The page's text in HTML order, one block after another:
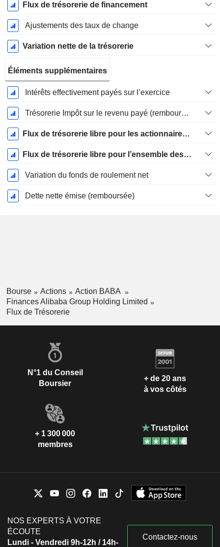
Flux de trésorerie de financement
Ajustements des taux de change
Variation nette de la trésorerie
Éléments supplémentaires
Intérêts effectivement payés sur l’exercice
Trésorerie Impôt sur le revenu payé (remboursement)Impôt effectivement payé (remboursé) sur l’exercice
Flux de trésorerie libre pour les actionnaires FCFE
Flux de trésorerie libre pour l’ensemble des pourvoyeurs de fonds (créanciers et actionnaires) FCFF
Variation du fonds de roulement net
Dette nette émise (remboursée)
Bourse Actions
Action BABA
Finances Alibaba Group Holding Limited
Flux de Trésorerie
N°1 du Conseil
Boursier
+ de 20 ans
à vos côtés
+ 1 300 000
membres
NOS EXPERTS À VOTRE
ÉCOUTE
Lundi - Vendredi 9h-12h / 14h-
Contactez-nous